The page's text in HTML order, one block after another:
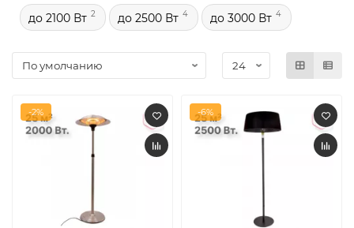
до 2100 Вт 2 до 2500 Вт 4 до 3000 Вт 4
-2% -6%